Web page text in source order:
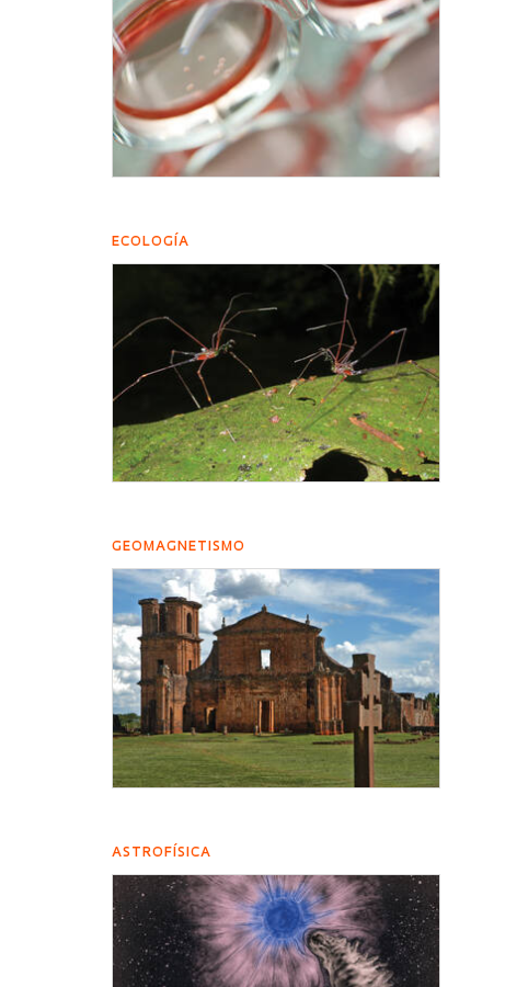
ECOLOGÍA
GEOMAGNETISMO
ASTROFÍSICA